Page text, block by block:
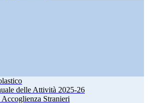
delle Attività 2025-26
Stranieri